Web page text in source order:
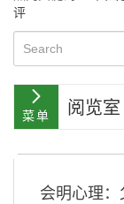
评
阅览室
会明心理